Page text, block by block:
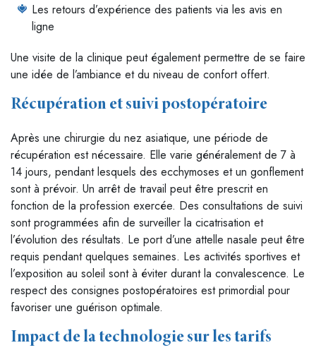
Les retours d’expérience des patients via les avis en
ligne
Une visite de la clinique peut également permettre de se faire
une idée de l’ambiance et du niveau de confort offert.
Récupération et suivi postopératoire
Après une chirurgie du nez asiatique, une période de
récupération est nécessaire. Elle varie généralement de 7 à
14 jours, pendant lesquels des ecchymoses et un gonflement
sont à prévoir. Un arrêt de travail peut être prescrit en
fonction de la profession exercée. Des consultations de suivi
sont programmées afin de surveiller la cicatrisation et
l’évolution des résultats. Le port d’une attelle nasale peut être
requis pendant quelques semaines. Les activités sportives et
l’exposition au soleil sont à éviter durant la convalescence. Le
respect des consignes postopératoires est primordial pour
favoriser une guérison optimale.
Impact de la technologie sur les tarifs